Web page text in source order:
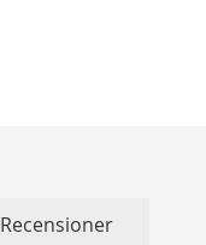
Recensioner